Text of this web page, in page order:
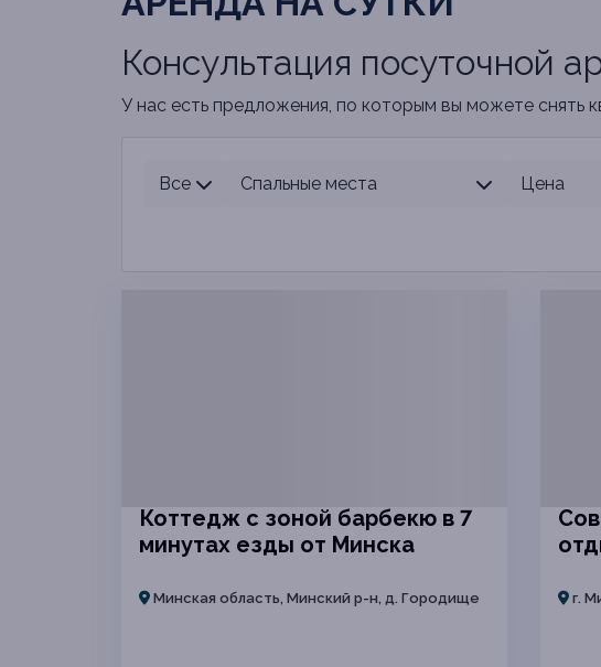
Консультация посуточной
У нас есть предложения, по которым вы можете снять
Все Спальные места Цена
Коттедж с зоной барбекю в 7
минутах езды от Минска
Минская область, Минский р-н, д. Городище г.